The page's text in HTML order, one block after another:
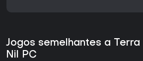
Jogos semelhantes a Terra
Nil PC